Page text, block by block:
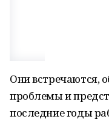
Они встречаются,
проблемы и
последние годы